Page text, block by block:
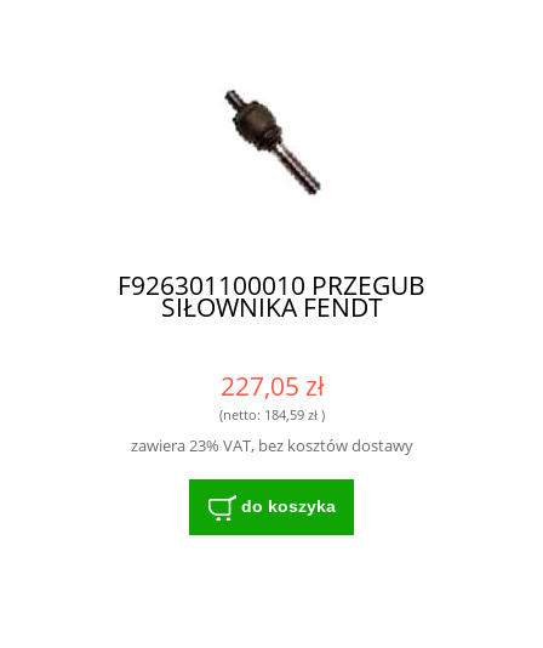
F926301100010 PRZEGUB
SIŁOWNIKA FENDT
227,05 zł
(netto: 184,59 zł)
zawiera 23% VAT, bez kosztów dostawy
do koszyka